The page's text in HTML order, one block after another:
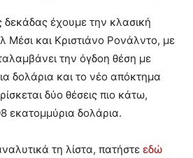
δεκάδας έχουμε την κλασική
Μέσι και Κριστιάνο Ρονάλντο, με
την όγδοη θέση με
δολάρια και το νέο απόκτημα
δύο θέσεις πιο κάτω,
εκατομμύρια δολάρια.
τη λίστα, πατήστε εδώ